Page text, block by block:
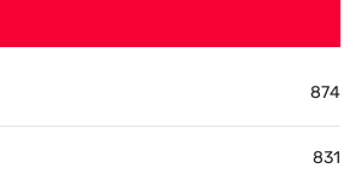
874
831